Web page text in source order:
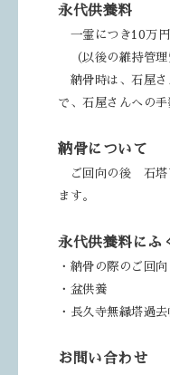
永代供養料
一霊につき10万円
（以後の維持管
納骨時は、石屋さ
で、石屋さんへの手
納骨について
ご回向の後 石塔
ます。
永代供養料にふ
・納骨の際のご回向
・盆供養
・長久寺無縁塔過
お問い合わせ